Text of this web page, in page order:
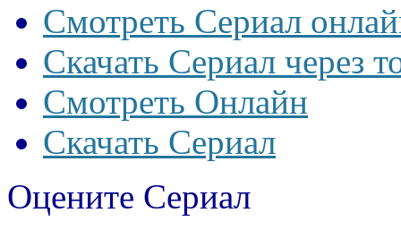
Смотреть Сериал
Скачать Сериал через
Смотреть Онлайн
Скачать Сериал
Оцените Сериал